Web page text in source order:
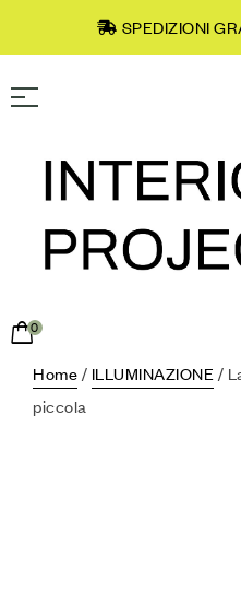
SPEDIZIONI
0
Home / ILLUMINAZIONE /
piccola